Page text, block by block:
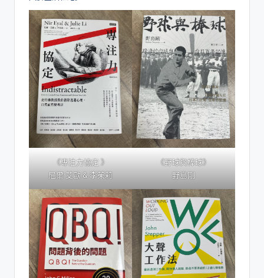
《專注力協定 》
尼爾·艾歐 & 李茱莉
《野球與棒球》
野島剛